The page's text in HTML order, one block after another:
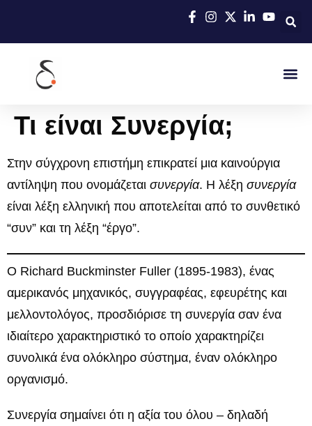
Τι είναι Συνεργία;
Στην σύγχρονη επιστήμη επικρατεί μια καινούργια
αντίληψη που ονομάζεται συνεργία. Η λέξη συνεργία
είναι λέξη ελληνική που αποτελείται από το συνθετικό
“συν” και τη λέξη “έργο”.
Ο Richard Buckminster Fuller (1895-1983), ένας
αμερικανός μηχανικός, συγγραφέας, εφευρέτης και
μελλοντολόγος, προσδιόρισε τη συνεργία σαν ένα
ιδιαίτερο χαρακτηριστικό το οποίο χαρακτηρίζει
συνολικά ένα ολόκληρο σύστημα, έναν ολόκληρο
οργανισμό.
Συνεργία σημαίνει ότι η αξία του όλου – δηλαδή